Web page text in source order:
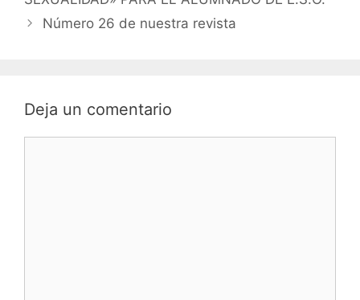
Número 26 de nuestra revista
Deja un comentario